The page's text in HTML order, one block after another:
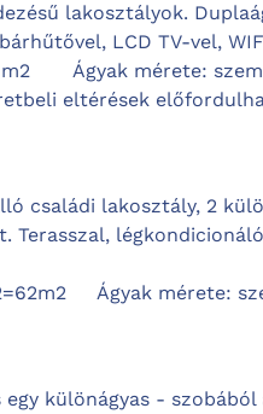
lakosztályok.
LCD TV-vel,
m2 Ágyak mérete:
eltérések
családi lakosztály, 2
Ágyak mérete:
különágyas -